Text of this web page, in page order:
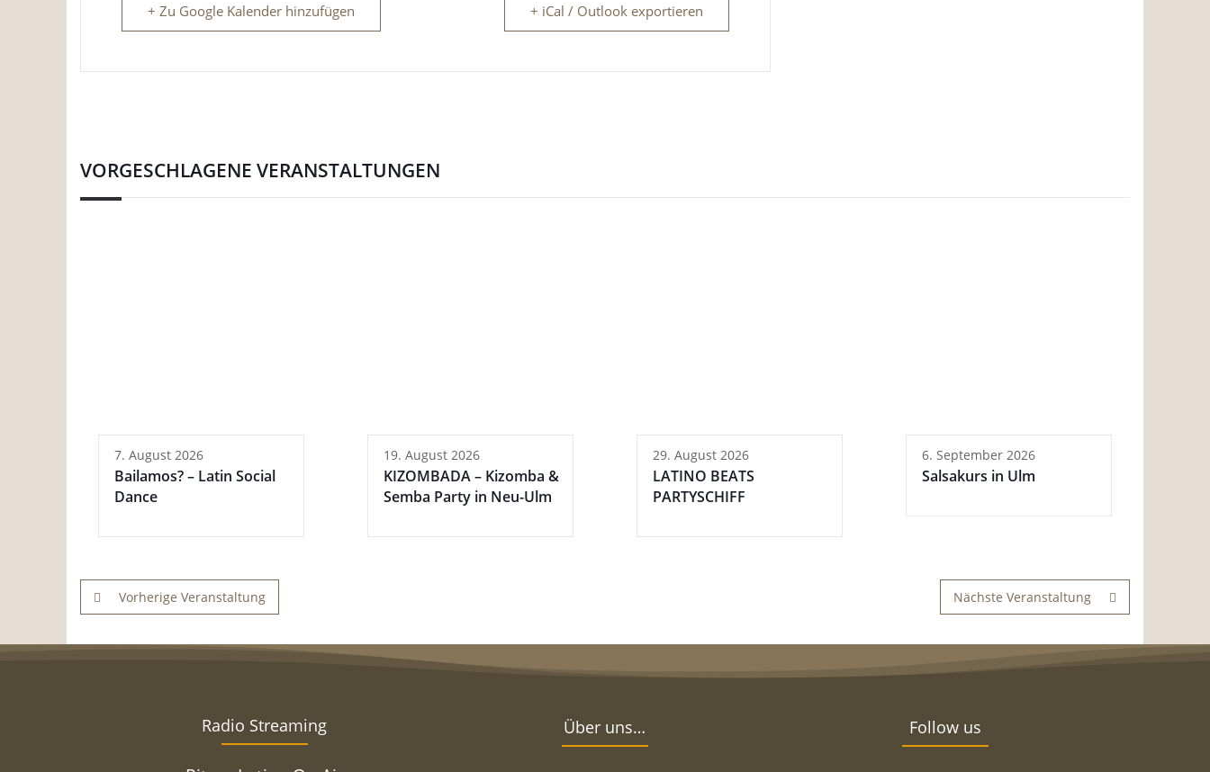
+ Zu Google Kalender hinzufügen + iCal / Outlook exportieren
VORGESCHLAGENE VERANSTALTUNGEN
7. August 2026
Bailamos? – Latin Social
Dance
19. August 2026
KIZOMBADA – Kizomba &
Semba Party in Neu-Ulm
29. August 2026
LATINO BEATS
PARTYSCHIFF
6. September 2026
Salsakurs in Ulm
Vorherige Veranstaltung Nächste Veranstaltung
Radio Streaming Über uns… Follow us